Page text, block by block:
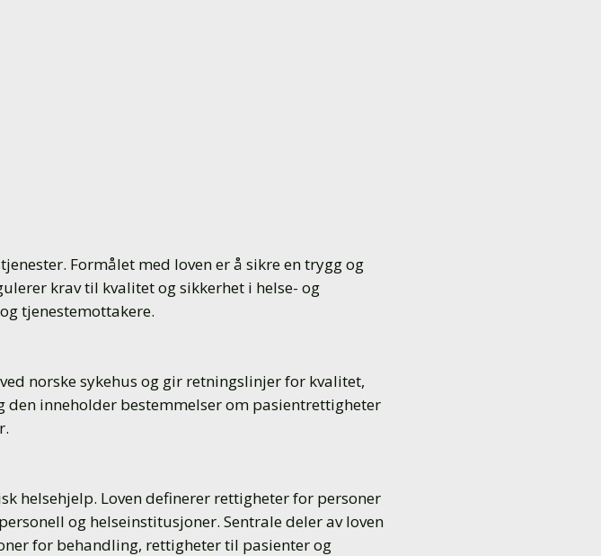
Formålet med loven er å sikre en trygg og
krav til kvalitet og sikkerhet i helse- og
tjenestemottakere.
norske sykehus og gir retningslinjer for kvalitet,
inneholder bestemmelser om pasientrettigheter
helsehjelp. Loven definerer rettigheter for personer
og helseinstitusjoner. Sentrale deler av loven
for behandling, rettigheter til pasienter og